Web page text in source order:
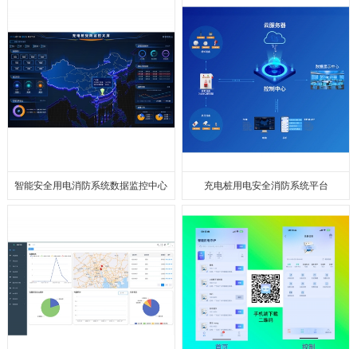
智能安全⽤电消防系统数据监控中⼼ 充电桩用电安全消防系统平台